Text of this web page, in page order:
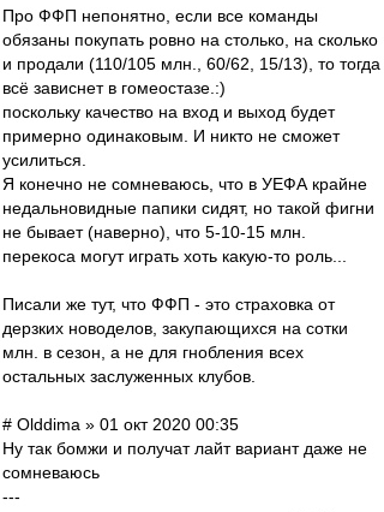
Про ФФП непонятно, если все команды
обязаны покупать ровно на столько, на сколько
и продали (110/105 млн., 60/62, 15/13), то тогда
всё зависнет в гомеостазе.:)
поскольку качество на вход и выход будет
примерно одинаковым. И никто не сможет
усилиться.
Я конечно не сомневаюсь, что в УЕФА крайне
недальновидные папики сидят, но такой фигни
не бывает (наверно), что 5-10-15 млн.
перекоса могут играть хоть какую-то роль...
Писали же тут, что ФФП - это страховка от
дерзких новоделов, закупающихся на сотки
млн. в сезон, а не для гнобления всех
остальных заслуженных клубов.
# Olddima » 01 окт 2020 00:35
Ну так бомжи и получат лайт вариант даже не
сомневаюсь
---